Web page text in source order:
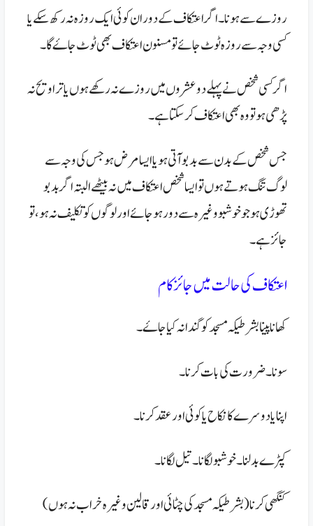
روزے سے ہونا۔ اگر اعتکاف کے دوران کوئی ایک روزہ نہ رکھ سکے یا
کسی وجہ سے روزہ ٹوٹ جائے تو مسنون اعتکاف بھی ٹوٹ جاۓ گا۔
اگر کسی شخص نے پہلے دو عشروں میں روزے نہ رکھے ہوں یا تراویح نہ
پڑھی ہو تو وہ بھی اعتکاف کر سکتا ہے ۔
جس شخص کے بدن سے بدبو آتی ہو یا ایسا مرض ہو جس کی وجہ سے
لوگ تنگ ہوتے ہوں تو ایسا شخص اعتکاف میں نہ بیٹھے البتہ اگر بد بو
تھوڑی ہو جو خوشبو وغیرہ سے دور ہو جائے اور لوگوں کو تکلیف نہ ہو ، تو
جائز ہے ۔
اعتکاف کی حالت میں جائز کام
کھانا پینا بشرطیکہ مسجد کو گندا نہ کیا جاۓ۔
سونا۔ضرورت کی بات کرنا۔
اپنا یا دوسرے کا نکاح یا کوئی اور عقد کر نا۔
کپڑے بدلنا۔خوشبو لگانا۔تیل لگانا۔
کنگھی کرنا( بشرطیکہ مسجد کی چٹائی اور قالین و غیره خراب نہ ہوں )